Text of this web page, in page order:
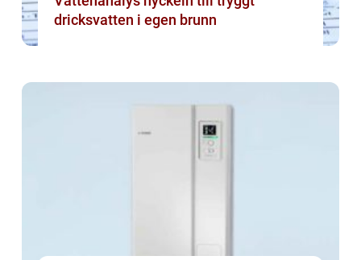
dricksvatten i egen brunn